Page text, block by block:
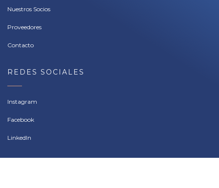
Nuestros Socios
Proveedores
Contacto
REDES SOCIALES
Instagram
Facebook
LinkedIn